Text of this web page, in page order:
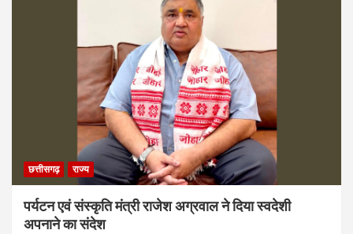
छत्तीसगढ़ राज्य
पर्यटन एवं संस्कृति मंत्री राजेश अग्रवाल ने दिया स्वदेशी
अपनाने का संदेश